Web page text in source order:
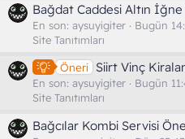
Bağdat Caddesi Altın İğne
En son: aysuyigiter
Bugün
Site Tanıtımları
Öneri Siirt Vinç
En son: aysuyigiter
Bugün
Site Tanıtımları
Bağcılar Kombi Servisi